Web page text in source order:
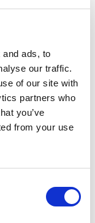
ads, to
our traffic.
of our site with
partners who
you’ve
from your use